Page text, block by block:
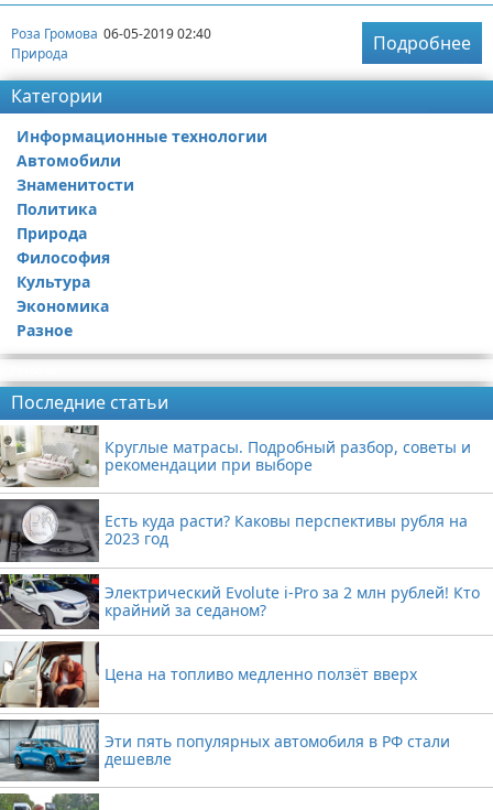
Роза Громова 06-05-2019 02:40
Природа
Подробнее
Категории
Информационные технологии
Автомобили
Знаменитости
Политика
Природа
Философия
Культура
Экономика
Разное
Последние статьи
Круглые матрасы. Подробный разбор, советы и
рекомендации при выборе
Есть куда расти? Каковы перспективы рубля на
2023 год
Электрический Evolute i-Pro за 2 млн рублей! Кто
крайний за седаном?
Цена на топливо медленно ползёт вверх
Эти пять популярных автомобиля в РФ стали
дешевле